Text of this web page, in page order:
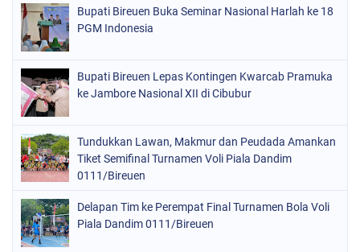
Bupati Bireuen Buka Seminar Nasional Harlah ke 18
PGM Indonesia
Bupati Bireuen Lepas Kontingen Kwarcab Pramuka
ke Jambore Nasional XII di Cibubur
Tundukkan Lawan, Makmur dan Peudada Amankan
Tiket Semifinal Turnamen Voli Piala Dandim
0111/Bireuen
Delapan Tim ke Perempat Final Turnamen Bola Voli
Piala Dandim 0111/Bireuen